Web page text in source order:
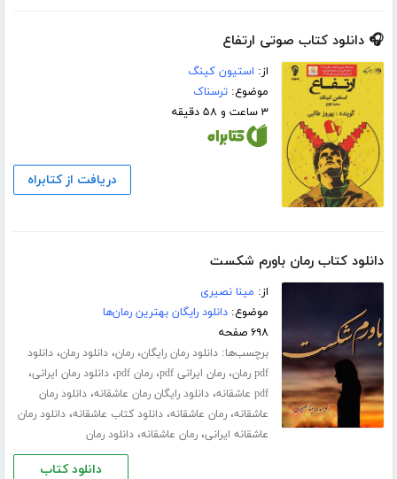
🎧 دانلود کتاب صوتی ارتفاع
از: استیون کینگ
موضوع:ترسناک
۳ ساعت و ۵۸ دقیقه
دریافت از کتابراه
دانلود کتاب رمان باورم شکست
از: مینا نصیری
موضوع:دانلود رایگان بهترین رمان‌ها
۶۹۸ صفحه
برچسب‌ها:دانلود رمان رایگان،رمان،دانلود رمان،دانلود
pdf رمان
،رمان ایرانی pdf ،رمان pdf ،دانلود رمان ایرانی،
pdf عاشقانه ،دانلود رایگان رمان عاشقانه،دانلود رمان
عاشقانه،رمان عاشقانه،دانلود کتاب عاشقانه،دانلود رمان
عاشقانه ایرانی،رمان عاشقانه،دانلود رمان
دانلود کتاب